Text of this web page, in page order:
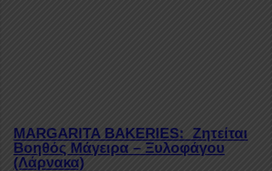
MARGARITA BAKERIES: Ζητείται
Βοηθός Μάγειρα – Ξυλοφάγου
(Λάρνακα)